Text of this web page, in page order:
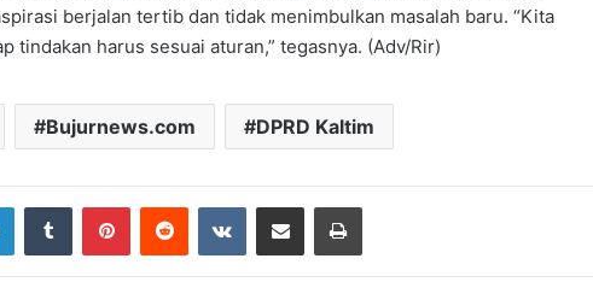
berjalan tertib dan tidak menimbulkan masalah baru. “Kita
tindakan harus sesuai aturan,” tegasnya. (Adv/Rir)
Bujurnews.com DPRD Kaltim
LinkedInTumblr PinterestReddit VKontakteShare via Email Print